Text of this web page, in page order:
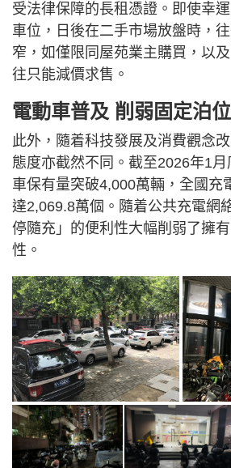
受法律保障的長租憑證。即使幸
車位，日後在二手市場放盤時，
窄，如僅限同屋苑業主購買，以
往只能減價求售。
電動車普及 削弱固定泊
此外，隨着科技發展及消費觀念
態度亦截然不同。截至2026年1
車保有量突破4,000萬輛，全國充
達2,069.8萬個。隨着公共充電網
停隨充」的便利性大幅削弱了擁
性。